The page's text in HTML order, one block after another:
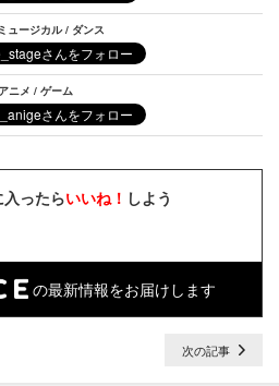
ュージカル / ダンス
アニメ / ゲーム
ったらいいね！ しよう
の最新情報をお届けします
次の記事